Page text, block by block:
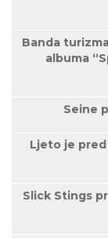
Banda
albuma
Seine
Ljeto je pred
Slick Stings